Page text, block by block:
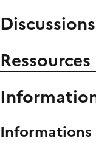
Discussions
Informations